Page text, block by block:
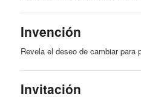
Invención
Revela eldeseo de cambiar para
Invitación